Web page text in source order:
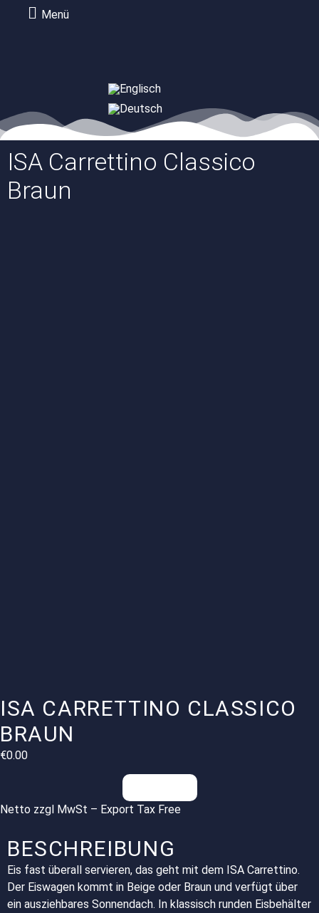
Menü
ISA Carrettino Classico
Braun
ISA CARRETTINO CLASSICO
BRAUN
€0.00
Netto zzgl MwSt – Export Tax Free
BESCHREIBUNG
Eis fast überall servieren, das geht mit dem ISA Carrettino.
Der Eiswagen kommt in Beige oder Braun und verfügt über
ein ausziehbares Sonnendach. In klassisch runden Eisbehälter